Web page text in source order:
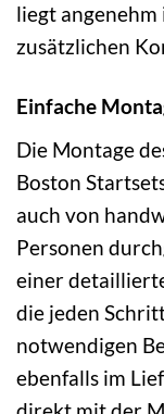
liegt
zusätzlichen
Einfache
Die Montage
Boston
auch von
Personen
einer
die jeden
notwendigen
ebenfalls im